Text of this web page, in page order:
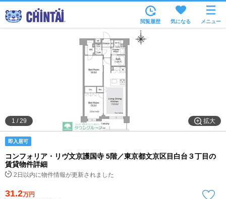
沿線・駅から
住所から
家賃相場から
通勤通学時間から
物件特集から
不動産会社から
閲覧履歴 気になる メニュー
拡大
1 /29
即入居可
コンフォリア・リヴ文京護国寺 5階／東京都文京区目白台３丁目の
賃貸物件詳細
2日以内に物件情報が更新されました
31.2万円